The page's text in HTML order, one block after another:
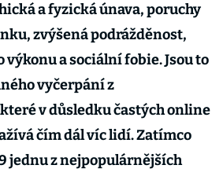
a fyzická únava, poruchy
zvýšená podrážděnost,
a sociální fobie. Jsou to
vyčerpání z
v důsledku častých online
čím dál víc lidí. Zatímco
jednu z nejpopulárnějších